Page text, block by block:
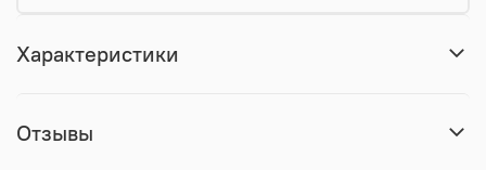
Характеристики
Отзывы